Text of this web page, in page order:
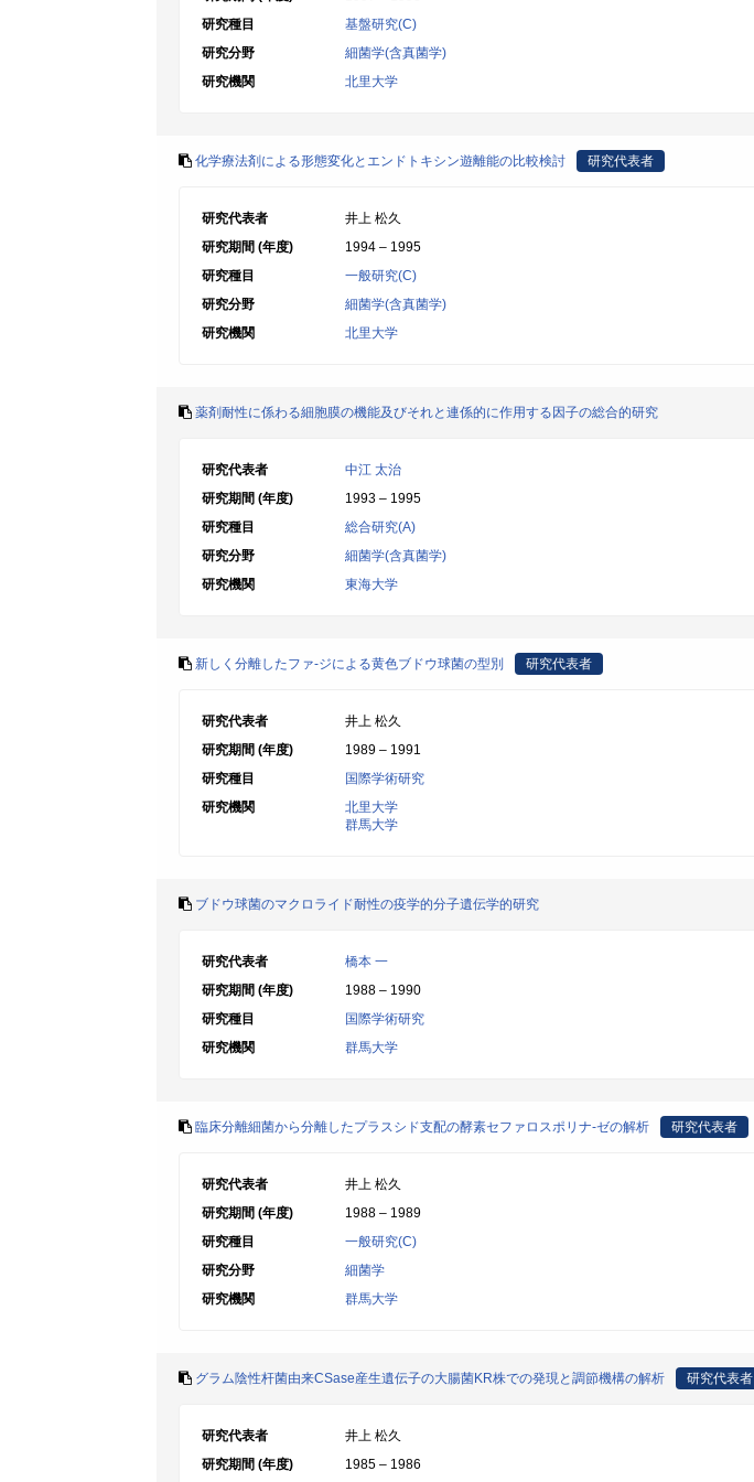
研究種目
基盤研究(C)
研究分野
細菌学(含真菌学)
研究機関
北里大学
化学療法剤による形態変化とエンドトキシン遊離能の比較検討 研究代表者
研究代表者
井上 松久
研究期間 (年度)
1994 – 1995
研究種目
一般研究(C)
研究分野
細菌学(含真菌学)
研究機関
北里大学
薬剤耐性に係わる細胞膜の機能及びそれと連係的に作用する因子の総合的研究
研究代表者
中江 太治
研究期間 (年度)
1993 – 1995
研究種目
総合研究(A)
研究分野
細菌学(含真菌学)
研究機関
東海大学
新しく分離したファ-ジによる黄色ブドウ球菌の型別 研究代表者
研究代表者
井上 松久
研究期間 (年度)
1989 – 1991
研究種目
国際学術研究
研究機関
北里大学
群馬大学
ブドウ球菌のマクロライド耐性の疫学的分子遺伝学的研究
研究代表者
橋本 一
研究期間 (年度)
1988 – 1990
研究種目
国際学術研究
研究機関
群馬大学
臨床分離細菌から分離したプラスシド支配の酵素セファロスポリナ-ゼの解析 研究代表者
研究代表者
井上 松久
研究期間 (年度)
1988 – 1989
研究種目
一般研究(C)
研究分野
細菌学
研究機関
群馬大学
グラム陰性杆菌由来CSase産生遺伝子の大腸菌KR株での発現と調節機構の解析 研究代表者
研究代表者
井上 松久
研究期間 (年度)
1985 – 1986